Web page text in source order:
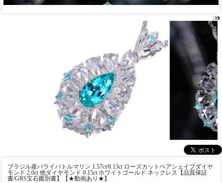
ブラジル産パライバトルマリン 1.57ct/0.13ct ローズカットペアシェイプダイヤ
モンド 2.0ct 他ダイヤモンド 0.15ct ホワイトゴールド ネックレス【品質保証
書/GRS宝石鑑別書】【★動画あり★】